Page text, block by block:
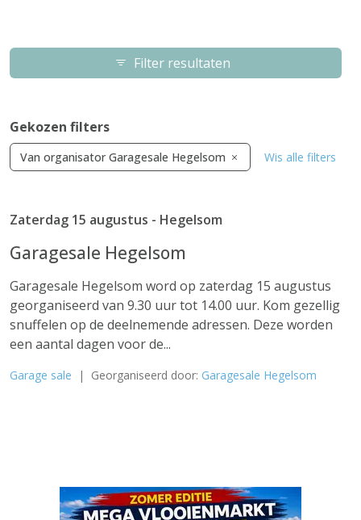
Filter resultaten
Gekozen filters
Van organisator Garagesale Hegelsom Wis alle filters
Zaterdag 15 augustus - Hegelsom
Garagesale Hegelsom
Garagesale Hegelsom word op zaterdag 15 augustus
georganiseerd van 9.30 uur tot 14.00 uur. Kom gezellig
snuffelen op de deelnemende adressen. Deze worden
een aantal dagen voor de...
Garage sale | Georganiseerd door: Garagesale Hegelsom